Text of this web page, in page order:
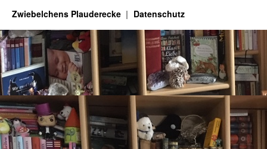
Zwiebelchens Plauderecke Datenschutz